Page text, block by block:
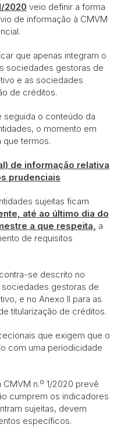
2020 veio definir a forma
de informação à CMVM
que apenas integram o
sociedades gestoras de
e as sociedades
de créditos.
seguida o conteúdo da
o momento em
que termos.
de informação relativa
prudenciais
sujeitas ficam
até ao último dia do
a que respeita, a
de requisitos
se descrito no
sociedades gestoras de
e no Anexo II para as
titularização de créditos.
que exigem que o
com uma periodicidade
n.º 1/2020 prevê
cumprem os indicadores
sujeitas, devem
específicos.